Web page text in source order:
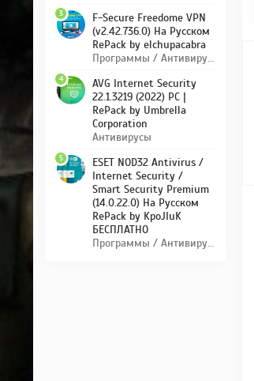
F-Secure Freedome VPN
(v2.42.736.0) На Русском
RePack by elchupacabra
Программы / Антивирусы
3
AVG Internet Security
22.1.3219 (2022) PC |
RePack by Umbrella
Corporation
Антивирусы
4
ESET NOD32 Antivirus /
Internet Security /
Smart Security Premium
(14.0.22.0) На Русском
RePack by KpoJIuK
БЕСПЛАТНО
Программы / Антивирусы
5